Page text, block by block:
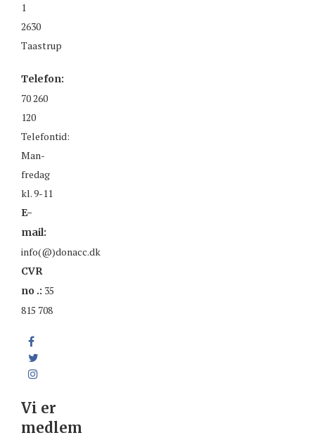
1
2630
Taastrup
Telefon:
70 260
120
Telefontid:
Man-
fredag
kl. 9-11
E-
mail:
info(@)donacc.dk
CVR
no .: 35
815 708
Vi er
medlem